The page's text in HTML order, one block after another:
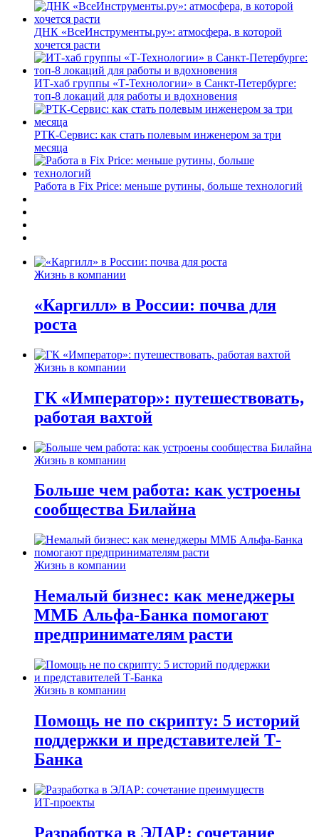
ДНК «ВсеИнструменты.ру»: атмосфера, в которой
хочется расти
ИТ-хаб группы «Т-Технологии» в Санкт-Петербурге:
топ-8 локаций для работы и вдохновения
РТК-Сервис: как стать полевым инженером за три
месяца
Работа в Fix Price: меньше рутины, больше технологий
Жизнь в компании
«Каргилл» в России: почва для
роста
Жизнь в компании
ГК «Император»: путешествовать,
работая вахтой
Жизнь в компании
Больше чем работа: как устроены
сообщества Билайна
Жизнь в компании
Немалый бизнес: как менеджеры
ММБ Альфа-Банка помогают
предпринимателям расти
Жизнь в компании
Помощь не по скрипту: 5 историй
поддержки и представителей Т-
Банка
ИТ-проекты
Разработка в ЭЛАР: сочетание